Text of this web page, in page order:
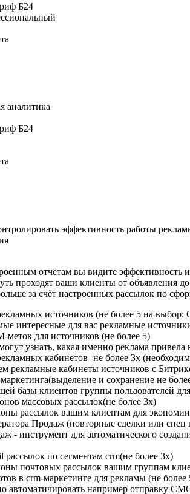
Б24
аналитика
Б24
эффективность работы
отчётам вы видите эффективность
проходят ваши клиенты от объявления
за счёт настроенных рассылок по
источников (не более 5 на выбор:
интересные для вас рекламные
меток для источников (не более 5)
узнать, какая именно реклама
кабинетов​​ -не более 3х
рекламные кабинеты источников с
и сохранение не
базы клиентов группы пользователей
массовых рассылок(не более 3х)​
рассылок вашим клиентам для
Продаж (повторные сделки или
- инструмент для автоматического
рассылок по сегментам crm(не более 3х)
почтовых рассылок вашим группам
в crm-маркетинге для рекламы (не более
автоматичировать например отправку